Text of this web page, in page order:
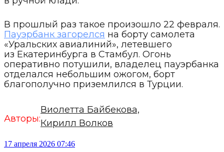
В прошлый раз такое произошло 22 февраля.
Пауэрбанк загорелся на борту самолета
«Уральских авиалиний», летевшего
из Екатеринбурга в Стамбул. Огонь
оперативно потушили, владелец пауэрбанка
отделался небольшим ожогом, борт
благополучно приземлился в Турции.
Авторы:
Виолетта Байбекова,
Кирилл Волков
17 апреля 2026 07:46